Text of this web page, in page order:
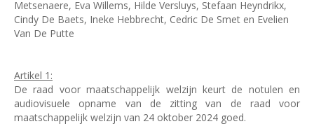
Metsenaere, Eva Willems, Hilde Versluys, Stefaan Heyndrikx,
Cindy De Baets, Ineke Hebbrecht, Cedric De Smet en Evelien
Van De Putte
Artikel 1:
De raad voor maatschappelijk welzijn keurt de notulen en
audiovisuele opname van de zitting van de raad voor
maatschappelijk welzijn van 24 oktober 2024 goed.